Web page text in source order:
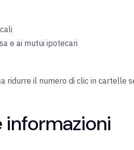
e ai mutui ipotecari
il numero di clic in cartelle
informazioni